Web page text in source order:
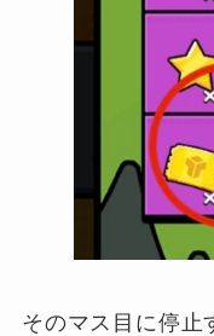
そのマス目に停止